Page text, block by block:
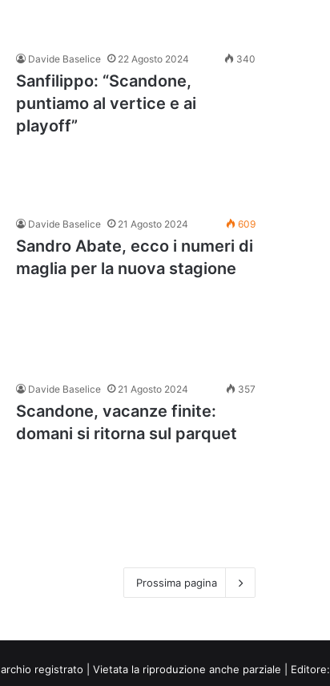
Davide Baselice 22 Agosto 2024 340
Sanfilippo: “Scandone,
puntiamo al vertice e ai
playoff”
Davide Baselice 21 Agosto 2024 609
Sandro Abate, ecco i numeri di
maglia per la nuova stagione
Davide Baselice 21 Agosto 2024 357
Scandone, vacanze finite:
domani si ritorna sul parquet
Prossima pagina
registrato | Vietata la riproduzione anche parziale | Editore: